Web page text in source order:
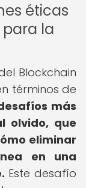
éticas
la
Blockchain
términos de
más
olvido, que
eliminar
en una
Este desafío